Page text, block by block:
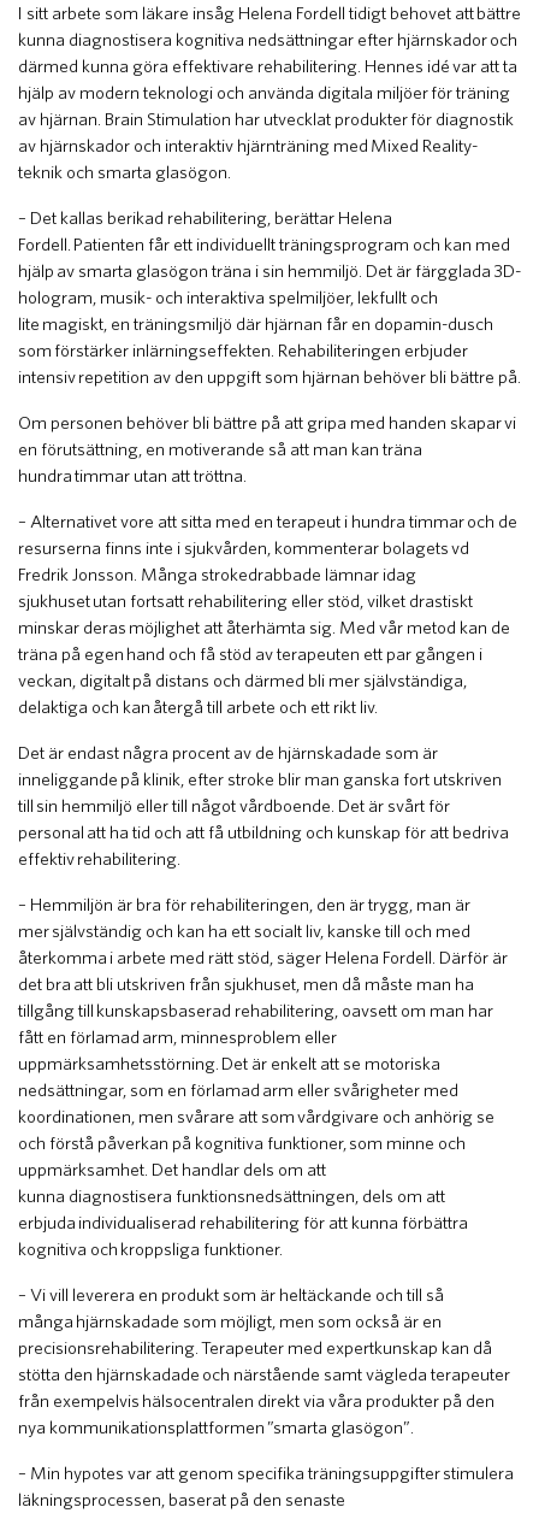
I sitt arbete som läkare insåg Helena Fordell tidigt behovet att bättre
kunna diagnostisera kognitiva nedsättningar efter hjärnskador och
därmed kunna göra effektivare rehabilitering. Hennes idé var att ta
hjälp av modern teknologi och använda digitala miljöer för träning
av hjärnan. Brain Stimulation har utvecklat produkter för diagnostik
av hjärnskador och interaktiv hjärnträning med Mixed Reality-
teknik och smarta glasögon.
– Det kallas berikad rehabilitering, berättar Helena
Fordell. Patienten får ett individuellt träningsprogram och kan med
hjälp av smarta glasögon träna i sin hemmiljö. Det är färgglada 3D-
hologram, musik- och interaktiva spelmiljöer, lekfullt och
lite magiskt, en träningsmiljö där hjärnan får en dopamin-dusch
som förstärker inlärningseffekten. Rehabiliteringen erbjuder
intensiv repetition av den uppgift som hjärnan behöver bli bättre på.
Om personen behöver bli bättre på att gripa med handen skapar vi
en förutsättning, en motiverande så att man kan träna
hundra timmar utan att tröttna.
– Alternativet vore att sitta med en terapeut i hundra timmar och de
resurserna finns inte i sjukvården, kommenterar bolagets vd
Fredrik Jonsson. Många strokedrabbade lämnar idag
sjukhuset utan fortsatt rehabilitering eller stöd, vilket drastiskt
minskar deras möjlighet att återhämta sig. Med vår metod kan de
träna på egen hand och få stöd av terapeuten ett par gången i
veckan, digitalt på distans och därmed bli mer självständiga,
delaktiga och kan återgå till arbete och ett rikt liv.
Det är endast några procent av de hjärnskadade som är
inneliggande på klinik, efter stroke blir man ganska fort utskriven
till sin hemmiljö eller till något vårdboende. Det är svårt för
personal att ha tid och att få utbildning och kunskap för att bedriva
effektiv rehabilitering.
– Hemmiljön är bra för rehabiliteringen, den är trygg, man är
mer självständig och kan ha ett socialt liv, kanske till och med
återkomma i arbete med rätt stöd, säger Helena Fordell. Därför är
det bra att bli utskriven från sjukhuset, men då måste man ha
tillgång till kunskapsbaserad rehabilitering, oavsett om man har
fått en förlamad arm, minnesproblem eller
uppmärksamhetsstörning. Det är enkelt att se motoriska
nedsättningar, som en förlamad arm eller svårigheter med
koordinationen, men svårare att som vårdgivare och anhörig se
och förstå påverkan på kognitiva funktioner, som minne och
uppmärksamhet. Det handlar dels om att
kunna diagnostisera funktionsnedsättningen, dels om att
erbjuda individualiserad rehabilitering för att kunna förbättra
kognitiva och kroppsliga funktioner.
– Vi vill leverera en produkt som är heltäckande och till så
många hjärnskadade som möjligt, men som också är en
precisionsrehabilitering. Terapeuter med expertkunskap kan då
stötta den hjärnskadade och närstående samt vägleda terapeuter
från exempelvis hälsocentralen direkt via våra produkter på den
nya kommunikationsplattformen ”smarta glasögon”.
– Min hypotes var att genom specifika träningsuppgifter stimulera
läkningsprocessen, baserat på den senaste